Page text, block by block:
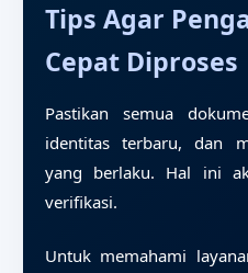
Tips Agar
Cepat Diproses
Pastikan semua
identitas terbaru, dan
yang berlaku. Hal ini
verifikasi.
Untuk memahami